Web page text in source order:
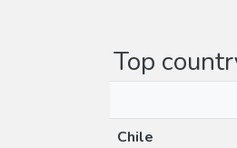
Top
Chile